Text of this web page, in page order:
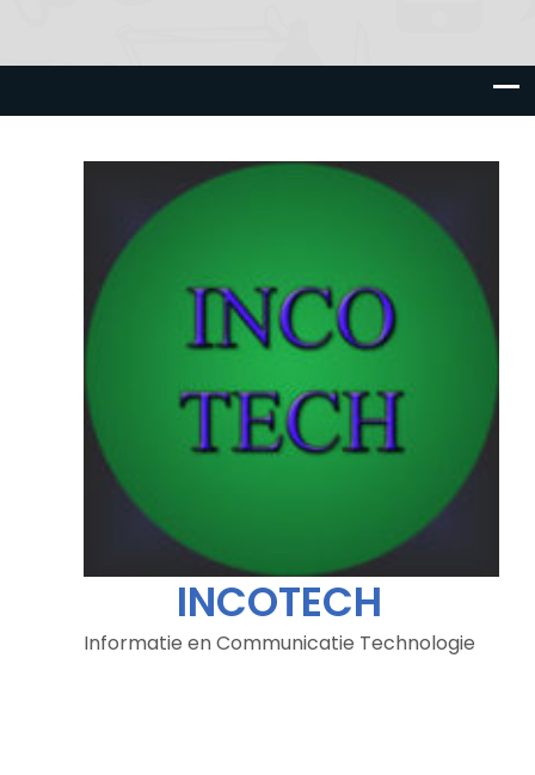
INCOTECH
Informatie en Communicatie Technologie